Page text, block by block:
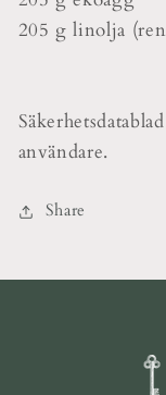
205 g linolja
användare.
Share